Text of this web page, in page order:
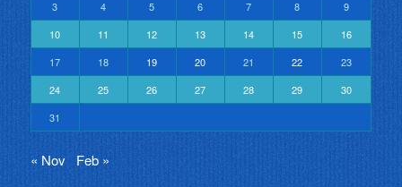
3
4 5 6 7 8
9
10
11 12 13 14 15
16
17
18 19 20 21 22
23
24
25 26 27 28 29
30
31
« Nov Feb »